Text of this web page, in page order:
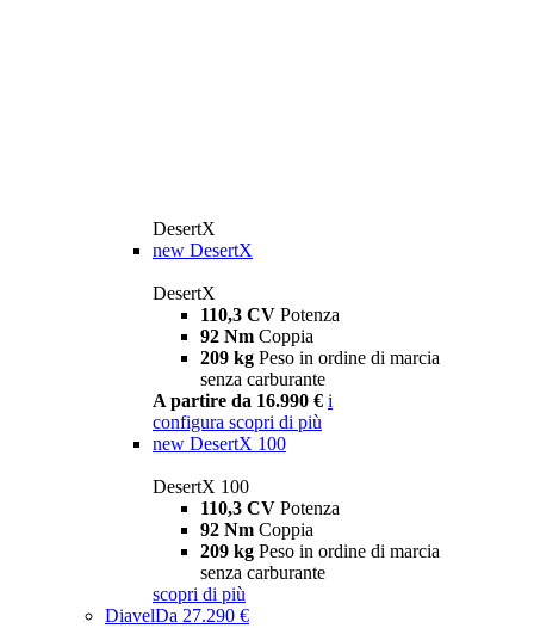
DesertX
new DesertX
DesertX
110,3 CV Potenza
92 Nm Coppia
209 kg Peso in ordine di marcia
senza carburante
A partire da 16.990 € i
configura scopri di più
new DesertX 100
DesertX 100
110,3 CV Potenza
92 Nm Coppia
209 kg Peso in ordine di marcia
senza carburante
scopri di più
DiavelDa 27.290 €